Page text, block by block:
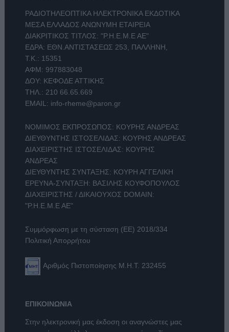
ΡΑΔΙΟΤΗΛΕΟΠΤΙΚΑ ΗΛΕΚΤΡΟΝΙΚΑ ΕΚΔΟΤΙΚΑ
ΜΕΣΑ ΕΛΛΑΔΟΣ ΑΝΩΝΥΜΗ ΕΤΑΙΡΕΙΑ
ΔΙΑΚΡΙΤΙΚΟΣ ΤΙΤΛΟΣ: "Ρ.Η.Ε.Μ.Ε ΑΕ"
ΕΔΡΑ: ΕΘΝ.ΑΝΤΙΣΤΑΣΕΩΣ 253, ΠΑΛΛΗΝΗ,
Τ.Κ.: 15351
ΑΦΜ: 997883048
ΔΟΥ: ΚΕΦΟΔΕ ΑΤΤΙΚΗΣ
ΤΗΛ.: 210 66.65.669
EMAIL: info-rheme@paron.gr
ΝΟΜΙΜΟΣ ΕΚΠΡΟΣΩΠΟΣ: ΚΟΥΡΗΣ ΑΝΔΡΕΑΣ
ΔΙΕΥΘΥΝΤΗΣ ΙΣΤΟΣΕΛΙΔΑΣ: ΚΟΥΡΗΣ ΑΝΔΡΕΑΣ
ΔΙΑΧΕΙΡΙΣΤΗΣ ΙΣΤΟΣΕΛΙΔΑΣ: ΚΟΥΡΗΣ
ΑΝΔΡΕΑΣ
ΔΙΕΥΘΥΝΤΗΣ ΣΥΝΤΑΞΗΣ: ΚΟΥΡΗ ΑΓΓΕΛΙΚΗ
ΕΡΕΥΝΑ-ΣΥΝΤΑΞΗ: ΒΑΣΙΛΗΣ ΚΟΥΦΟΠΟΥΛΟΣ
ΔΙΑΧΕΙΡΙΣΤΗΣ / ΔΙΚΑΙΟΥΧΟΣ DOMAIN:
"Ρ.Η.Ε.Μ.Ε ΑΕ"
Συμμόρφωση με τη σύσταση (ΕΕ) 2018/334
Πολιτική Απορρήτου
Αριθμός Πιστοποίησης Μ.Η.Τ. 232455
ΕΠΙΚΟΙΝΩΝΙΑ
Στην ηλεκτρονική μας έκδοση οι αναγνώστες μας